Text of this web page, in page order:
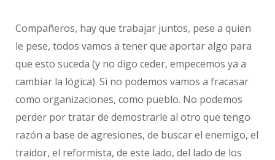
Compañeros, hay que trabajar juntos, pese a quien
le pese, todos vamos a tener que aportar algo para
que esto suceda (y no digo ceder, empecemos ya a
cambiar la lógica). Si no podemos vamos a fracasar
como organizaciones, como pueblo. No podemos
perder por tratar de demostrarle al otro que tengo
razón a base de agresiones, de buscar el enemigo, el
traidor, el reformista, de este lado, del lado de los